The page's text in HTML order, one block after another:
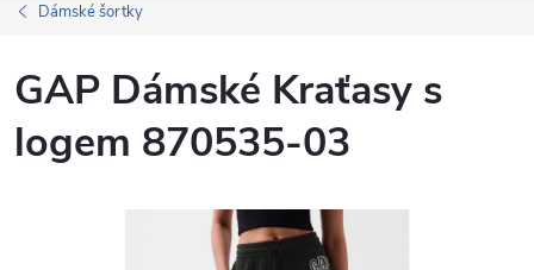
Dámské šortky
GAP Dámské Kraťasy s
logem 870535-03